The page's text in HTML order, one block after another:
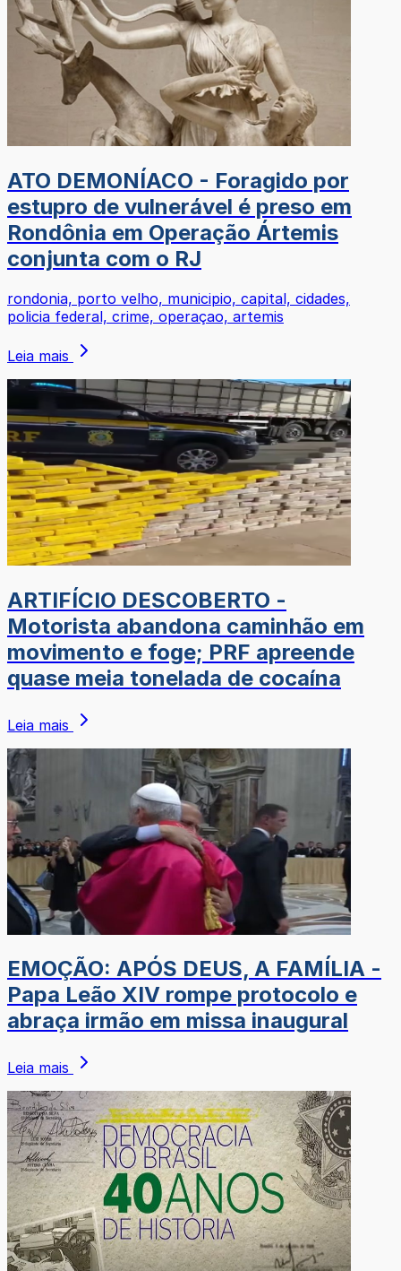
ATO DEMONÍACO - Foragido por
estupro de vulnerável é preso em
Rondônia em Operação Ártemis
conjunta com o RJ
rondonia, porto velho, municipio, capital, cidades,
policia federal, crime, operaçao, artemis
Leia mais
ARTIFÍCIO DESCOBERTO -
Motorista abandona caminhão em
movimento e foge; PRF apreende
quase meia tonelada de cocaína
Leia mais
EMOÇÃO: APÓS DEUS, A FAMÍLIA -
Papa Leão XIV rompe protocolo e
abraça irmão em missa inaugural
Leia mais